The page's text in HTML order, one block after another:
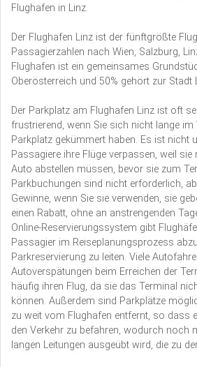
Flughafen in Linz.
Der Flughafen Linz ist der fünftgrößte
Passagierzahlen nach Wien, Salzburg,
Flughafen ist ein gemeinsames
Oberösterreich und 50% gehört zur Stadt
Der Parkplatz am Flughafen Linz ist oft
frustrierend, wenn Sie sich nicht lange
Parkplatz gekümmert haben. Es ist nicht
Passagiere ihre Flüge verpassen, weil
Auto abstellen müssen, bevor sie zum
Parkbuchungen sind nicht erforderlich,
Gewinne, wenn Sie sie verwenden, sie
einen Rabatt, ohne an anstrengenden
Online-Reservierungssystem gibt
Passagier im Reiseplanungsprozess
Parkreservierung zu leiten. Viele
Autoverspätungen beim Erreichen der
häufig ihren Flug, da sie das Terminal
können. Außerdem sind Parkplätze
zu weit vom Flughafen entfernt, so dass
den Verkehr zu befahren, wodurch noch
langen Leitungen ausgeübt wird, die zu